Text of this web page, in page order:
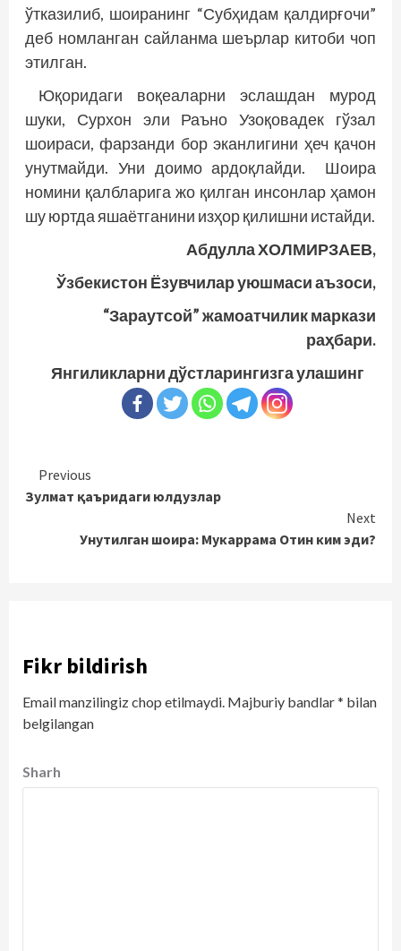
ўтказилиб, шоиранинг “Субҳидам қалдирғочи”
деб номланган сайланма шеърлар китоби чоп
этилган.
Юқоридаги воқеаларни эслашдан мурод
шуки, Сурхон эли Раъно Узоқовадек гўзал
шоираси, фарзанди бор эканлигини ҳеч қачон
унутмайди. Уни доимо ардоқлайди. Шоира
номини қалбларига жо қилган инсонлар ҳамон
шу юртда яшаётганини изҳор қилишни истайди.
Абдулла ХОЛМИРЗАЕВ,
Ўзбекистон Ёзувчилар уюшмаси аъзоси,
“Зараутсой” жамоатчилик маркази
раҳбари.
Янгиликларни дўстларингизга улашинг
Continue
Reading
Previous
Зулмат қаъридаги юлдузлар
Next
Унутилган шоира: Мукаррама Отин ким эди?
Fikr bildirish
Email manzilingiz chop etilmaydi. Majburiy bandlar* bilan
belgilangan
Sharh